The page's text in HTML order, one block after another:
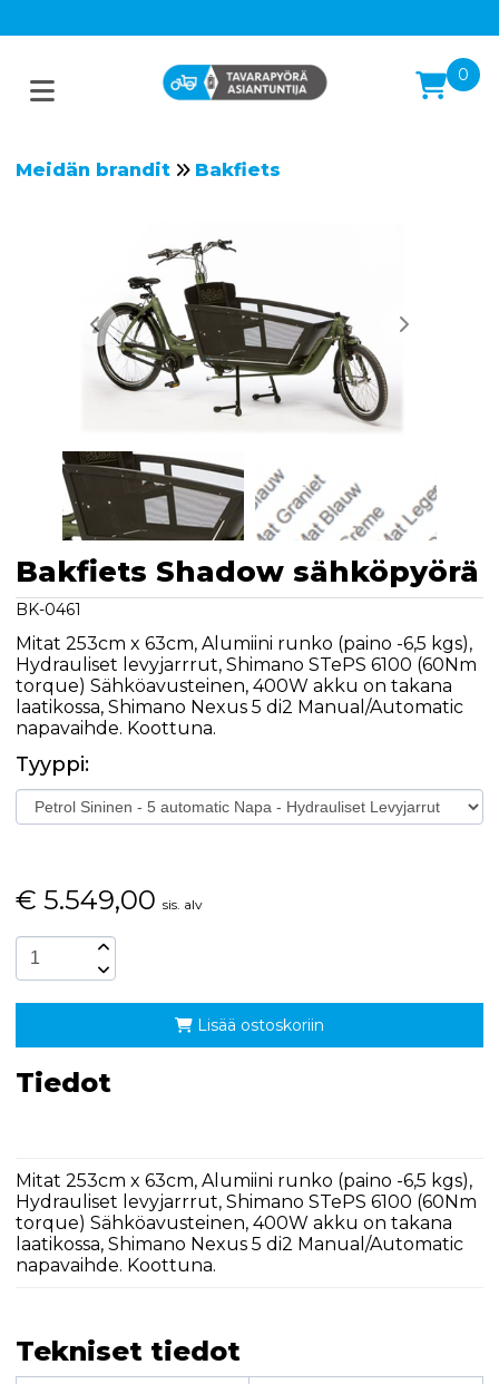
0
Meidän brandit Bakfiets
Bakfiets Shadow sähköpyörä
BK-0461
Mitat 253cm x 63cm, Alumiini runko (paino -6,5 kgs),
Hydrauliset levyjarrrut, Shimano STePS 6100 (60Nm
torque) Sähköavusteinen, 400W akku on takana
laatikossa, Shimano Nexus 5 di2 Manual/Automatic
napavaihde. Koottuna.
Tyyppi:
€ 5.549,00 sis. alv
Lisää ostoskoriin
Tiedot
Mitat 253cm x 63cm, Alumiini runko (paino -6,5 kgs),
Hydrauliset levyjarrrut, Shimano STePS 6100 (60Nm
torque) Sähköavusteinen, 400W akku on takana
laatikossa, Shimano Nexus 5 di2 Manual/Automatic
napavaihde. Koottuna.
Tekniset tiedot